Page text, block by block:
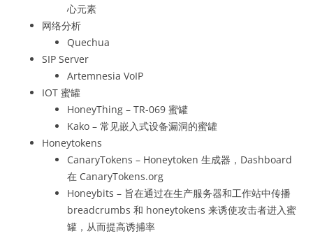
心元素
网络分析
Quechua
SIP Server
Artemnesia VoIP
IOT 蜜罐
HoneyThing – TR-069 蜜罐
Kako – 常见嵌入式设备漏洞的蜜罐
Honeytokens
CanaryTokens – Honeytoken 生成器，Dashboard
在 CanaryTokens.org
Honeybits – 旨在通过在生产服务器和工作站中传播
breadcrumbs 和 honeytokens 来诱使攻击者进入蜜
罐，从而提高诱捕率